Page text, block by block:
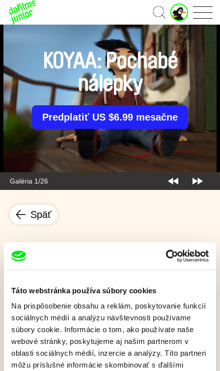
Táto webstránka používa súbory cookies
Na prispôsobenie obsahu a reklám, poskytovanie funkcií
sociálnych médií a analýzu návštevnosti používame
súbory cookie. Informácie o tom, ako používate naše
webové stránky, poskytujeme aj našim partnerom v
oblasti sociálnych médií, inzercie a analýzy. Títo partneri
môžu príslušné informácie skombinovať s ďalšími
Domov
J
u
n
i
o
r
ú
č
Galéria 1/26
KOYAA: Pochabé
nálepky
Predplatiť US $6.99 mesačne
Späť
KOYAA: Pochabé
nálepky
Koyaa by si chcel na okno svojho domu nalepiť nejaké
nálepky, medzitým pán Havran priliepa drôtený rám na svoj
najnovší výtvor. Koyaa sa pokúša lepiť nálepky na sklo, no
stále sa odlepujú - jedna za druhou. Snaží sa ich držať
prilepené, ale skĺznu preč, vznášajú sa vo vzduchu a
chichotajú sa. Koyaa zúfalo hľadá spôsob, ako tie pochabé